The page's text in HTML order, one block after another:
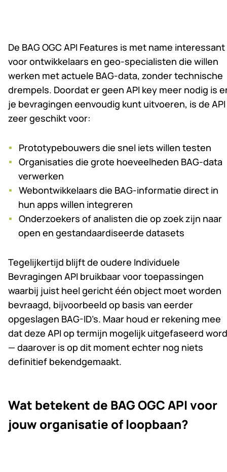
De BAG OGC API Features is met name interessant
voor ontwikkelaars en geo-specialisten die willen
werken met actuele BAG-data, zonder technische
drempels. Doordat er geen API key meer nodig is
je bevragingen eenvoudig kunt uitvoeren, is de API
zeer geschikt voor:
Prototypebouwers die snel iets willen testen
Organisaties die grote hoeveelheden BAG-data
verwerken
Webontwikkelaars die BAG-informatie direct in
hun apps willen integreren
Onderzoekers of analisten die op zoek zijn naar
open en gestandaardiseerde datasets
Tegelijkertijd blijft de oudere Individuele
Bevragingen API bruikbaar voor toepassingen
waarbij juist heel gericht één object moet worden
bevraagd, bijvoorbeeld op basis van eerder
opgeslagen BAG-ID’s. Maar houd er rekening mee
dat deze API op termijn mogelijk uitgefaseerd
— daarover is op dit moment echter nog niets
definitief bekendgemaakt.
Wat betekent de BAG OGC API voor
jouw organisatie of loopbaan?